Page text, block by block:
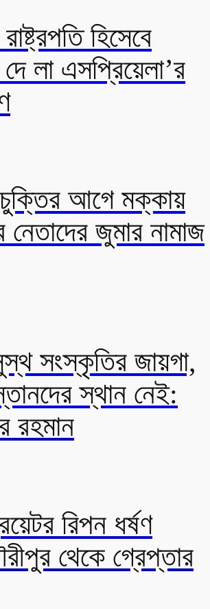
হিসেবে
লা এসপ্রিয়েলা’র
চুক্তির আগে মক্কায়
নেতাদের জুমার নামাজ
সংস্কৃতির জায়গা,
স্থান নেই:
রহমান
রিপন ধর্ষণ
থেকে গ্রেপ্তার